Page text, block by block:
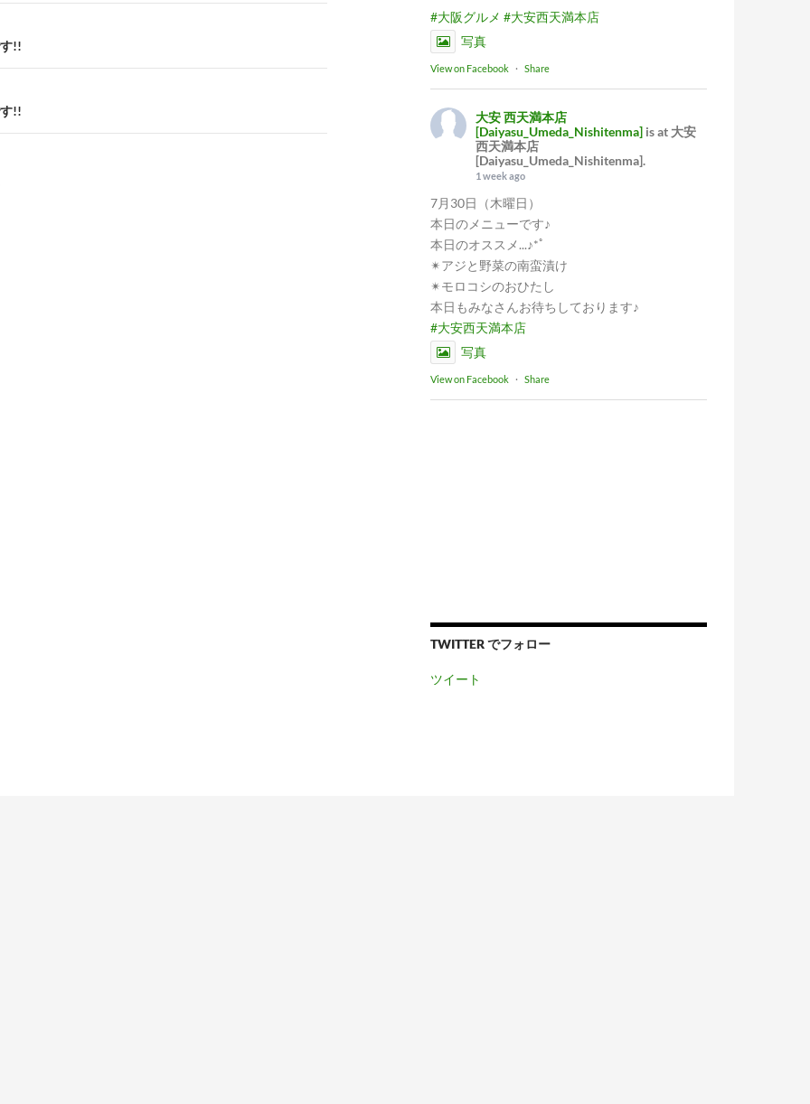
!!
!!
#大阪グルメ #大安西天満本店
写真
View on Facebook · Share
大安 西天満本店
[Daiyasu_Umeda_Nishitenma] is at 大安
西天満本店
[Daiyasu_Umeda_Nishitenma].
1 week ago
7月30日（木曜日）
本日のメニューです♪
本日のオススメ...♪*ﾟ
✴︎アジと野菜の南蛮漬け
✴︎モロコシのおひたし
本日もみなさんお待ちしております♪
#大安西天満本店
写真
View on Facebook · Share
TWITTER でフォロー
ツイート